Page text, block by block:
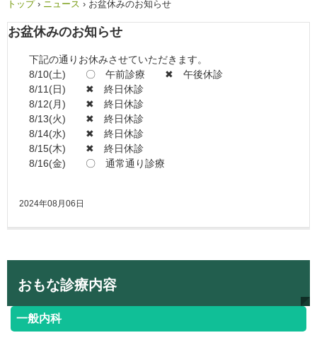
トップ › ニュース › お盆休みのお知らせ
お盆休みのお知らせ
下記の通りお休みさせていただきます。
8/10(土) 〇 午前診療 ✖ 午後休診
8/11(日) ✖ 終日休診
8/12(月) ✖ 終日休診
8/13(火) ✖ 終日休診
8/14(水) ✖ 終日休診
8/15(木) ✖ 終日休診
8/16(金) 〇 通常通り診療
2024年08月06日
おもな診療内容
一般内科